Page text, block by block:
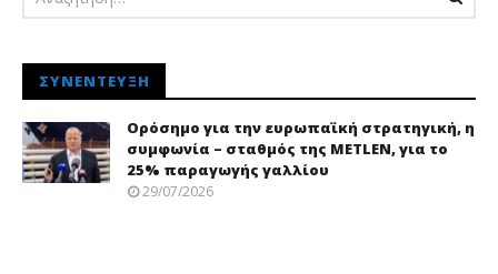
ΣΥΝΈΝΤΕΥΞΗ
Ορόσημο για την ευρωπαϊκή στρατηγική, η
συμφωνία – σταθμός της METLEN, για το
25% παραγωγής γαλλίου
29/07/2026